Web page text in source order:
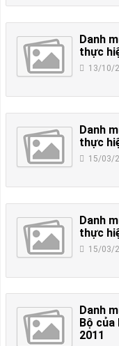
Danh
thực
13/10/
Danh
thực
15/03/
Danh
thực
15/03/
Danh
Bộ
2011